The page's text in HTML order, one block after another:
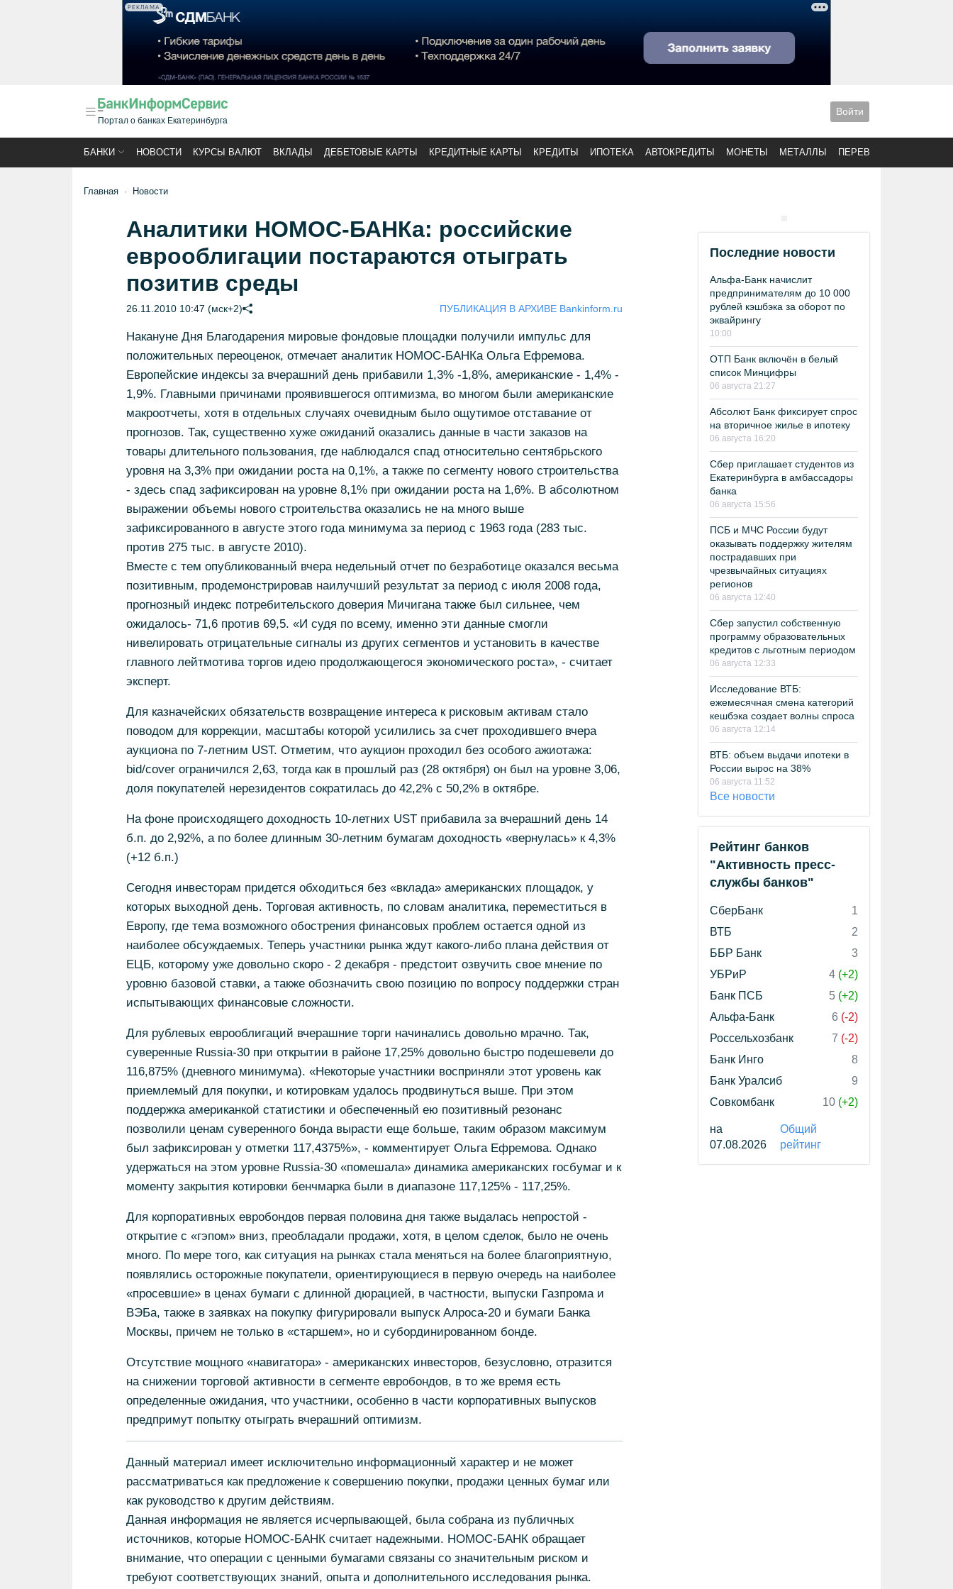
РЕКЛАМА
Портал о банках Екатеринбурга
Войти
БАНКИ НОВОСТИ КУРСЫ ВАЛЮТ ВКЛАДЫ ДЕБЕТОВЫЕ КАРТЫ КРЕДИТНЫЕ КАРТЫ КРЕДИТЫ ИПОТЕКА АВТОКРЕДИТЫ МОНЕТЫ МЕТАЛЛЫ ПЕРЕВОДЫ
Главная Новости
Аналитики НОМОС-БАНКа: российские
еврооблигации постараются отыграть
позитив среды
26.11.2010 10:47 (мск+2) ПУБЛИКАЦИЯ В АРХИВЕ Bankinform.ru
Накануне Дня Благодарения мировые фондовые площадки получили импульс для
положительных переоценок, отмечает аналитик НОМОС-БАНКа Ольга Ефремова.
Европейские индексы за вчерашний день прибавили 1,3% -1,8%, американские - 1,4% -
1,9%. Главными причинами проявившегося оптимизма, во многом были американские
макроотчеты, хотя в отдельных случаях очевидным было ощутимое отставание от
прогнозов. Так, существенно хуже ожиданий оказались данные в части заказов на
товары длительного пользования, где наблюдался спад относительно сентябрьского
уровня на 3,3% при ожидании роста на 0,1%, а также по сегменту нового строительства
- здесь спад зафиксирован на уровне 8,1% при ожидании роста на 1,6%. В абсолютном
выражении объемы нового строительства оказались не на много выше
зафиксированного в августе этого года минимума за период с 1963 года (283 тыс.
против 275 тыс. в августе 2010).
Вместе с тем опубликованный вчера недельный отчет по безработице оказался весьма
позитивным, продемонстрировав наилучший результат за период с июля 2008 года,
прогнозный индекс потребительского доверия Мичигана также был сильнее, чем
ожидалось- 71,6 против 69,5. «И судя по всему, именно эти данные смогли
нивелировать отрицательные сигналы из других сегментов и установить в качестве
главного лейтмотива торгов идею продолжающегося экономического роста», - считает
эксперт.
Для казначейских обязательств возвращение интереса к рисковым активам стало
поводом для коррекции, масштабы которой усилились за счет проходившего вчера
аукциона по 7-летним UST. Отметим, что аукцион проходил без особого ажиотажа:
bid/cover ограничился 2,63, тогда как в прошлый раз (28 октября) он был на уровне 3,06,
доля покупателей нерезидентов сократилась до 42,2% с 50,2% в октябре.
На фоне происходящего доходность 10-летних UST прибавила за вчерашний день 14
б.п. до 2,92%, а по более длинным 30-летним бумагам доходность «вернулась» к 4,3%
(+12 б.п.)
Сегодня инвесторам придется обходиться без «вклада» американских площадок, у
которых выходной день. Торговая активность, по словам аналитика, переместиться в
Европу, где тема возможного обострения финансовых проблем остается одной из
наиболее обсуждаемых. Теперь участники рынка ждут какого-либо плана действия от
ЕЦБ, которому уже довольно скоро - 2 декабря - предстоит озвучить свое мнение по
уровню базовой ставки, а также обозначить свою позицию по вопросу поддержки стран
испытывающих финансовые сложности.
Для рублевых еврооблигаций вчерашние торги начинались довольно мрачно. Так,
cуверенные Russia-30 при открытии в районе 17,25% довольно быстро подешевели до
116,875% (дневного минимума). «Некоторые участники восприняли этот уровень как
приемлемый для покупки, и котировкам удалось продвинуться выше. При этом
поддержка американкой статистики и обеспеченный ею позитивный резонанс
позволили ценам суверенного бонда вырасти еще больше, таким образом максимум
был зафиксирован у отметки 117,4375%», - комментирует Ольга Ефремова. Однако
удержаться на этом уровне Russia-30 «помешала» динамика американских госбумаг и к
моменту закрытия котировки бенчмарка были в диапазоне 117,125% - 117,25%.
Для корпоративных евробондов первая половина дня также выдалась непростой -
открытие с «гэпом» вниз, преобладали продажи, хотя, в целом сделок, было не очень
много. По мере того, как ситуация на рынках стала меняться на более благоприятную,
появлялись осторожные покупатели, ориентирующиеся в первую очередь на наиболее
«просевшие» в ценах бумаги с длинной дюрацией, в частности, выпуски Газпрома и
ВЭБа, также в заявках на покупку фигурировали выпуск Алроса-20 и бумаги Банка
Москвы, причем не только в «старшем», но и субординированном бонде.
Отсутствие мощного «навигатора» - американских инвесторов, безусловно, отразится
на снижении торговой активности в сегменте евробондов, в то же время есть
определенные ожидания, что участники, особенно в части корпоративных выпусков
предпримут попытку отыграть вчерашний оптимизм.
Данный материал имеет исключительно информационный характер и не может
рассматриваться как предложение к совершению покупки, продажи ценных бумаг или
как руководство к другим действиям.
Данная информация не является исчерпывающей, была собрана из публичных
источников, которые НОМОС-БАНК считает надежными. НОМОС-БАНК обращает
внимание, что операции с ценными бумагами связаны со значительным риском и
требуют соответствующих знаний, опыта и дополнительного исследования рынка.
Последние новости
Альфа-Банк начислит
предпринимателям до 10 000
рублей кэшбэка за оборот по
эквайрингу
10:00
ОТП Банк включён в белый
список Минцифры
06 августа 21:27
Абсолют Банк фиксирует спрос
на вторичное жилье в ипотеку
06 августа 16:20
Сбер приглашает студентов из
Екатеринбурга в амбассадоры
банка
06 августа 15:56
ПСБ и МЧС России будут
оказывать поддержку жителям
пострадавших при
чрезвычайных ситуациях
регионов
06 августа 12:40
Сбер запустил собственную
программу образовательных
кредитов с льготным периодом
06 августа 12:33
Исследование ВТБ:
ежемесячная смена категорий
кешбэка создает волны спроса
06 августа 12:14
ВТБ: объем выдачи ипотеки в
России вырос на 38%
06 августа 11:52
Все новости
Рейтинг банков
"Активность пресс-
службы банков"
СберБанк
1
ВТБ
2
ББР Банк
3
УБРиР
4 (+2)
Банк ПСБ
5 (+2)
Альфа-Банк
6 (-2)
Россельхозбанк
7 (-2)
Банк Инго
8
Банк Уралсиб
9
Совкомбанк
10 (+2)
на
07.08.2026
Общий
рейтинг